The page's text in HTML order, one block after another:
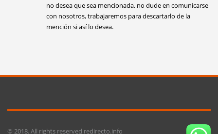
no desea que sea mencionada, no dude en comunicarse
con nosotros, trabajaremos para descartarlo de la
mención si así lo desea.
© 2018. All rights reserved redirecto.info